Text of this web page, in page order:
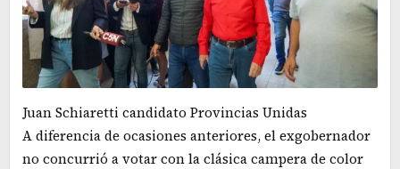
Juan Schiaretti candidato Provincias Unidas
A diferencia de ocasiones anteriores, el exgobernador
no concurrió a votar con la clásica campera de color